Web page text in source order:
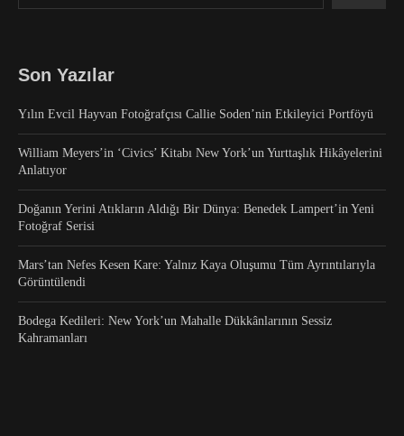
Son Yazılar
Yılın Evcil Hayvan Fotoğrafçısı Callie Soden’nin Etkileyici Portföyü
William Meyers’in ‘Civics’ Kitabı New York’un Yurttaşlık Hikâyelerini
Anlatıyor
Doğanın Yerini Atıkların Aldığı Bir Dünya: Benedek Lampert’in Yeni
Fotoğraf Serisi
Mars’tan Nefes Kesen Kare: Yalnız Kaya Oluşumu Tüm Ayrıntılarıyla
Görüntülendi
Bodega Kedileri: New York’un Mahalle Dükkânlarının Sessiz
Kahramanları